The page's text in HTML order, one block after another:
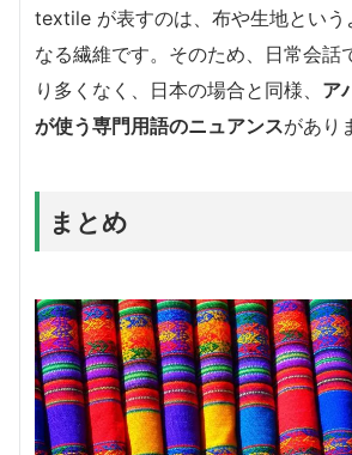
textile が表すのは、布や生地という
なる繊維です。そのため、日常会話
り多くなく、日本の場合と同様、 ア
が使う専門用語のニュアンスがあり
まとめ